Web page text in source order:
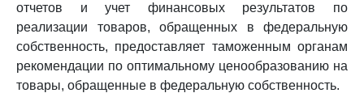
отчетов и учет финансовых результатов по
реализации товаров, обращенных в федеральную
собственность, предоставляет таможенным органам
рекомендации по оптимальному ценообразованию на
товары, обращенные в федеральную собственность.